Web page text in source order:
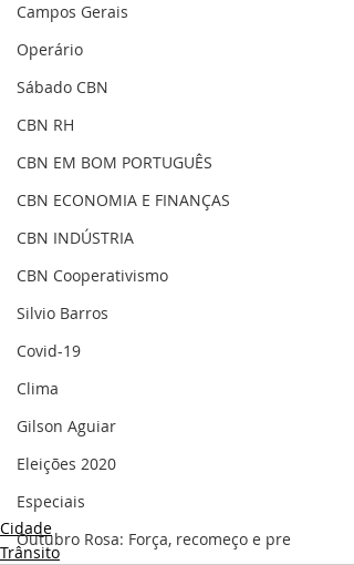
Campos Gerais
Operário
Sábado CBN
CBN RH
CBN EM BOM PORTUGUÊS
CBN ECONOMIA E FINANÇAS
CBN INDÚSTRIA
CBN Cooperativismo
Silvio Barros
Covid-19
Clima
Gilson Aguiar
Eleições 2020
Especiais
Outubro Rosa: Força, recomeço e pre
Cidade
Trânsito